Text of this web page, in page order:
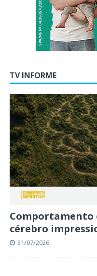
TV INFORME
Comportamento
cérebro
31/07/2026